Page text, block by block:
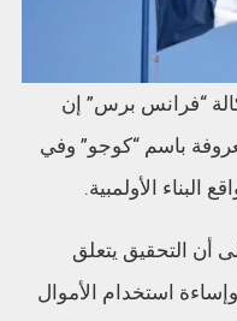
“فرانس برس” إن
باسم “كوجو” وفي
الأولمبية.
أن التحقيق يتعلق
استخدام الأموال